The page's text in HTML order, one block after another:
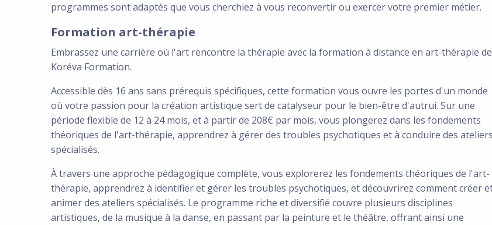
programmes sont adaptés que vous cherchiez à vous reconvertir ou exercer votre premier métier.
Formation art-thérapie
Embrassez une carrière où l'art rencontre la thérapie avec la formation à distance en art-thérapie de
Koréva Formation.
Accessible dès 16 ans sans prérequis spécifiques, cette formation vous ouvre les portes d'un monde
où votre passion pour la création artistique sert de catalyseur pour le bien-être d'autrui. Sur une
période flexible de 12 à 24 mois, et à partir de 208€ par mois, vous plongerez dans les fondements
théoriques de l'art-thérapie, apprendrez à gérer des troubles psychotiques et à conduire des ateliers
spécialisés.
À travers une approche pédagogique complète, vous explorerez les fondements théoriques de l'art-
thérapie, apprendrez à identifier et gérer les troubles psychotiques, et découvrirez comment créer
animer des ateliers spécialisés. Le programme riche et diversifié couvre plusieurs disciplines
artistiques, de la musique à la danse, en passant par la peinture et le théâtre, offrant ainsi une